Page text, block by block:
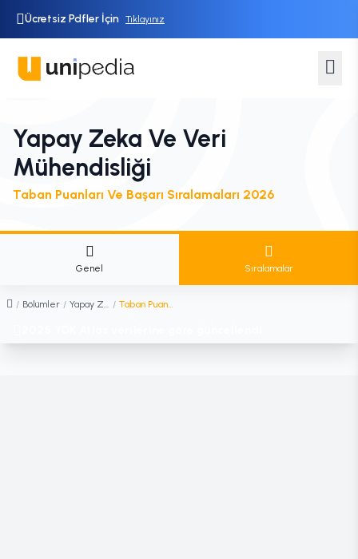
Ücretsiz Pdfler İçin Tıklayınız
Yapay Zeka Ve Veri
Mühendisliği
Taban Puanları Ve Başarı Sıralamaları 2026
Genel Sıralamalar
/ Bölümler / Yapay Zeka ve Veri Mühendisliği / Taban Puanları ve Sıralamaları